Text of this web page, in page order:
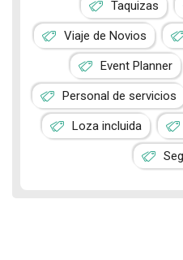
Taquizas
Viaje de Novios
Event Planner
Personal de servicios
Loza incluida